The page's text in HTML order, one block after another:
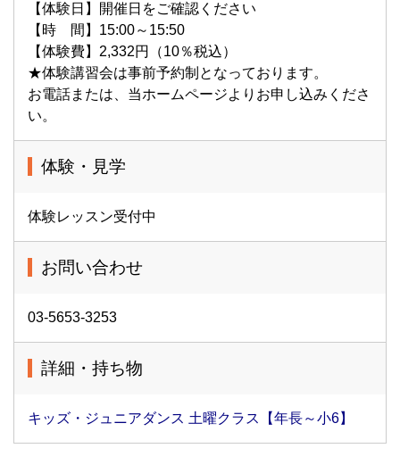
【体験日】開催日をご確認ください
【時 間】15:00～15:50
【体験費】2,332円（10％税込）
★体験講習会は事前予約制となっております。
お電話または、当ホームページよりお申し込みくださ
い。
体験・見学
体験レッスン受付中
お問い合わせ
03-5653-3253
詳細・持ち物
キッズ・ジュニアダンス 土曜クラス【年長～小6】